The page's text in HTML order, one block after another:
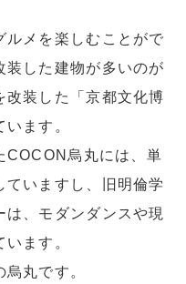
ルメを楽しむことがで
装した建物が多いのが
改装した「京都文化博
ます。
COCON烏丸には、単
いますし、旧明倫学
、モダンダンスや現
ます。
丸です。